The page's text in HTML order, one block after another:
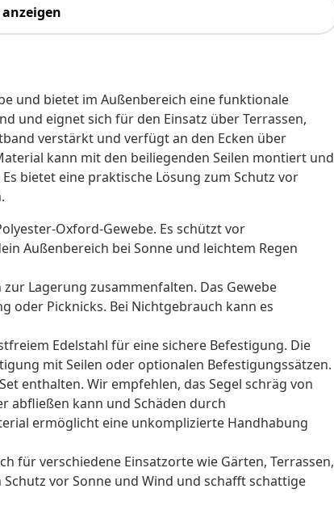
und bietet im Außenbereich eine funktionale
und eignet sich für den Einsatz über Terrassen,
verstärkt und verfügt an den Ecken über
kann mit den beiliegenden Seilen montiert und
bietet eine praktische Lösung zum Schutz vor
Oxford-Gewebe. Es schützt vor
Außenbereich bei Sonne und leichtem Regen
zur Lagerung zusammenfalten. Das Gewebe
oder Picknicks. Bei Nichtgebrauch kann es
Edelstahl für eine sichere Befestigung. Die
mit Seilen oder optionalen Befestigungssätzen.
enthalten. Wir empfehlen, das Segel schräg von
abfließen kann und Schäden durch
ermöglicht eine unkomplizierte Handhabung
für verschiedene Einsatzorte wie Gärten, Terrassen,
vor Sonne und Wind und schafft schattige